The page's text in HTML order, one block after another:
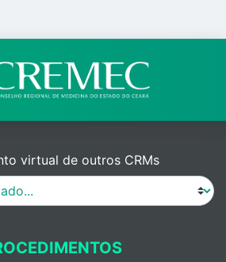
virtual de outros CRMs